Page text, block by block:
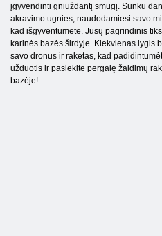
įgyvendinti gniuždantį smūgį. Sunku
akravimo ugnies, naudodamiesi savo
kad išgyventumėte. Jūsų pagrindinis
karinės bazės širdyje. Kiekvienas lygis
savo dronus ir raketas, kad
užduotis ir pasiekite pergalę žaidimų
bazėje!